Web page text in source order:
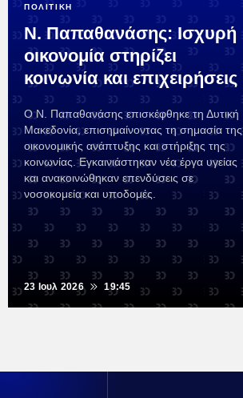
ΠΟΛΙΤΙΚΗ
Ν. Παπαθανάσης: Ισχυρή
οικονομία στηρίζει
κοινωνία και επιχειρήσεις
Ο Ν. Παπαθανάσης επισκέφθηκε τη Δυτική
Μακεδονία, επισημαίνοντας τη σημασία της
οικονομικής ανάπτυξης και στήριξης της
κοινωνίας. Εγκαινιάστηκαν νέα έργα υγείας
και ανακοινώθηκαν επενδύσεις σε
νοσοκομεία και υποδομές.
23 Ιουλ 2026 19:45